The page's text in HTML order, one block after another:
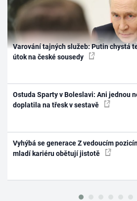
Varování tajných služeb: Putin chystá
útok na české sousedy
Ostuda Sparty v Boleslavi: Ani jednou
doplatila na třesk v sestavě
Vyhýbá se generace Z vedoucím
mladí kariéru obětují jistotě